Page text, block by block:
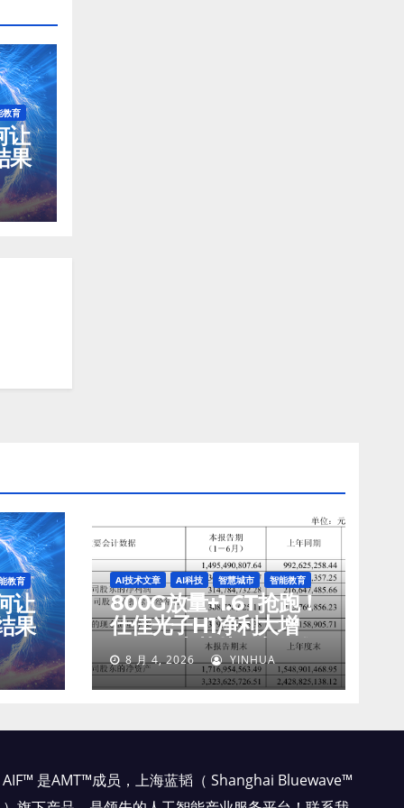
教育
让
果
教育
让
果
AI技术文章 AI科技 智慧城市 智能教育
800G放量+1.6T抢跑！
仕佳光子H1净利大增
45%，光芯片收入狂飙
77%
8 月 4, 2026 YINHUA
AIF™ 是AMT™成员，上海蓝韬（ Shanghai Bluewave™